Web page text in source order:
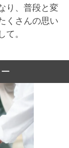
り、普段と変
くさんの思い
て。